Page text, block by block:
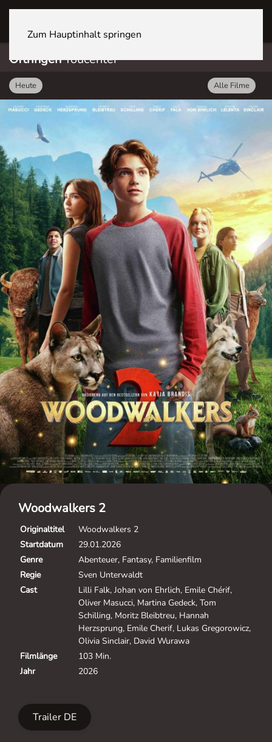
Zum Hauptinhalt springen
OftringenYoucenter
Heute Alle Filme
Woodwalkers 2
Originaltitel
Woodwalkers 2
Startdatum
29.01.2026
Genre
Abenteuer, Fantasy, Familienfilm
Regie
Sven Unterwaldt
Cast
Lilli Falk, Johan von Ehrlich, Emile Chérif,
Oliver Masucci, Martina Gedeck, Tom
Schilling, Moritz Bleibtreu, Hannah
Herzsprung, Emile Cherif, Lukas Gregorowicz,
Olivia Sinclair, David Wurawa
Filmlänge
103 Min.
Jahr
2026
Trailer DE